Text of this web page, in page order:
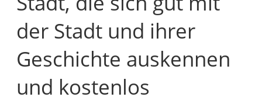
der Stadt und ihrer
Geschichte auskennen
und kostenlos